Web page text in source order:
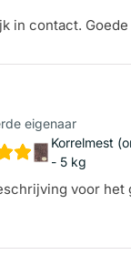
in contact.
eigenaar
Korrelmest
- 5 kg
voor het